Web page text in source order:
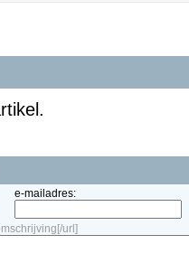
e-mailadres:
url]